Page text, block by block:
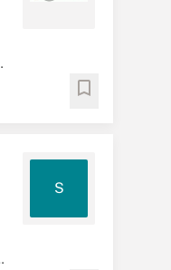
bookmark
S